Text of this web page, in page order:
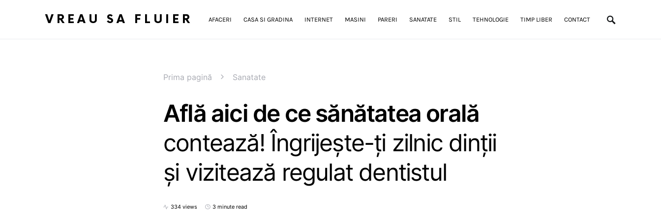
VREAU SA FLUIER AFACERI CASA SI GRADINA INTERNET MASINI PARERI SANATATE STIL TEHNOLOGIE TIMP LIBER CONTACT
Prima pagină Sanatate
Află aici de ce sănătatea orală
contează! Îngrijește-ți zilnic dinții
și vizitează regulat dentistul
334 views 3 minute read